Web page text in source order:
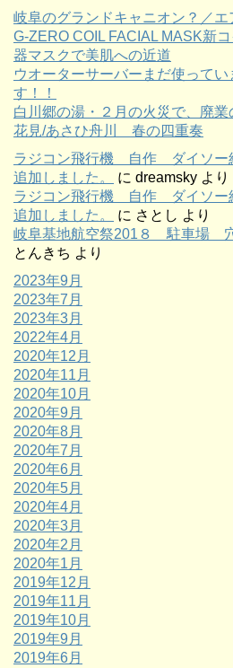
岐阜のグランドキャニオン？／エ
G-ZERO COIL FACIAL MASK新
器マスクで美肌への近道
ウオーターサーバーまだ使ってい
す！！
白川郷の湯・２月の火災で、廃業
花見/あさひ舟川 春の四重奏
ラジコン飛行機 自作 ダイソー
追加しました。
に dreamsky より
ラジコン飛行機 自作 ダイソー
追加しました。
に さとし より
岐阜基地航空祭201８ 駐車場
とんきち より
2023年9月
2023年7月
2023年3月
2022年4月
2020年12月
2020年11月
2020年10月
2020年9月
2020年8月
2020年7月
2020年6月
2020年5月
2020年4月
2020年3月
2020年2月
2020年1月
2019年12月
2019年11月
2019年10月
2019年9月
2019年6月